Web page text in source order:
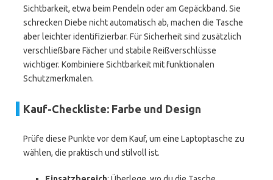
Sichtbarkeit, etwa beim Pendeln oder am Gepäckband. Sie
schrecken Diebe nicht automatisch ab, machen die Tasche
aber leichter identifizierbar. Für Sicherheit sind zusätzlich
verschließbare Fächer und stabile Reißverschlüsse
wichtiger. Kombiniere Sichtbarkeit mit funktionalen
Schutzmerkmalen.
Kauf-Checkliste: Farbe und Design
Prüfe diese Punkte vor dem Kauf, um eine Laptoptasche zu
wählen, die praktisch und stilvoll ist.